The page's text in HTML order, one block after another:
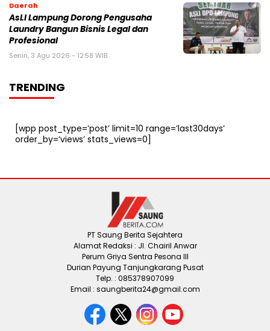
Daerah
AsLI Lampung Dorong Pengusaha
Laundry Bangun Bisnis Legal dan
Profesional
Senin, 3 Agu 2026 - 12:58 WIB
TRENDING
[wpp post_type=’post’ limit=10 range=’last30days’
order_by=’views’ stats_views=0]
PT Saung Berita Sejahtera
Alamat Redaksi : Jl. Chairil Anwar
Perum Griya Sentra Pesona III
Durian Payung Tanjungkarang Pusat
Telp. : 085378907099
Email : saungberita24@gmail.com